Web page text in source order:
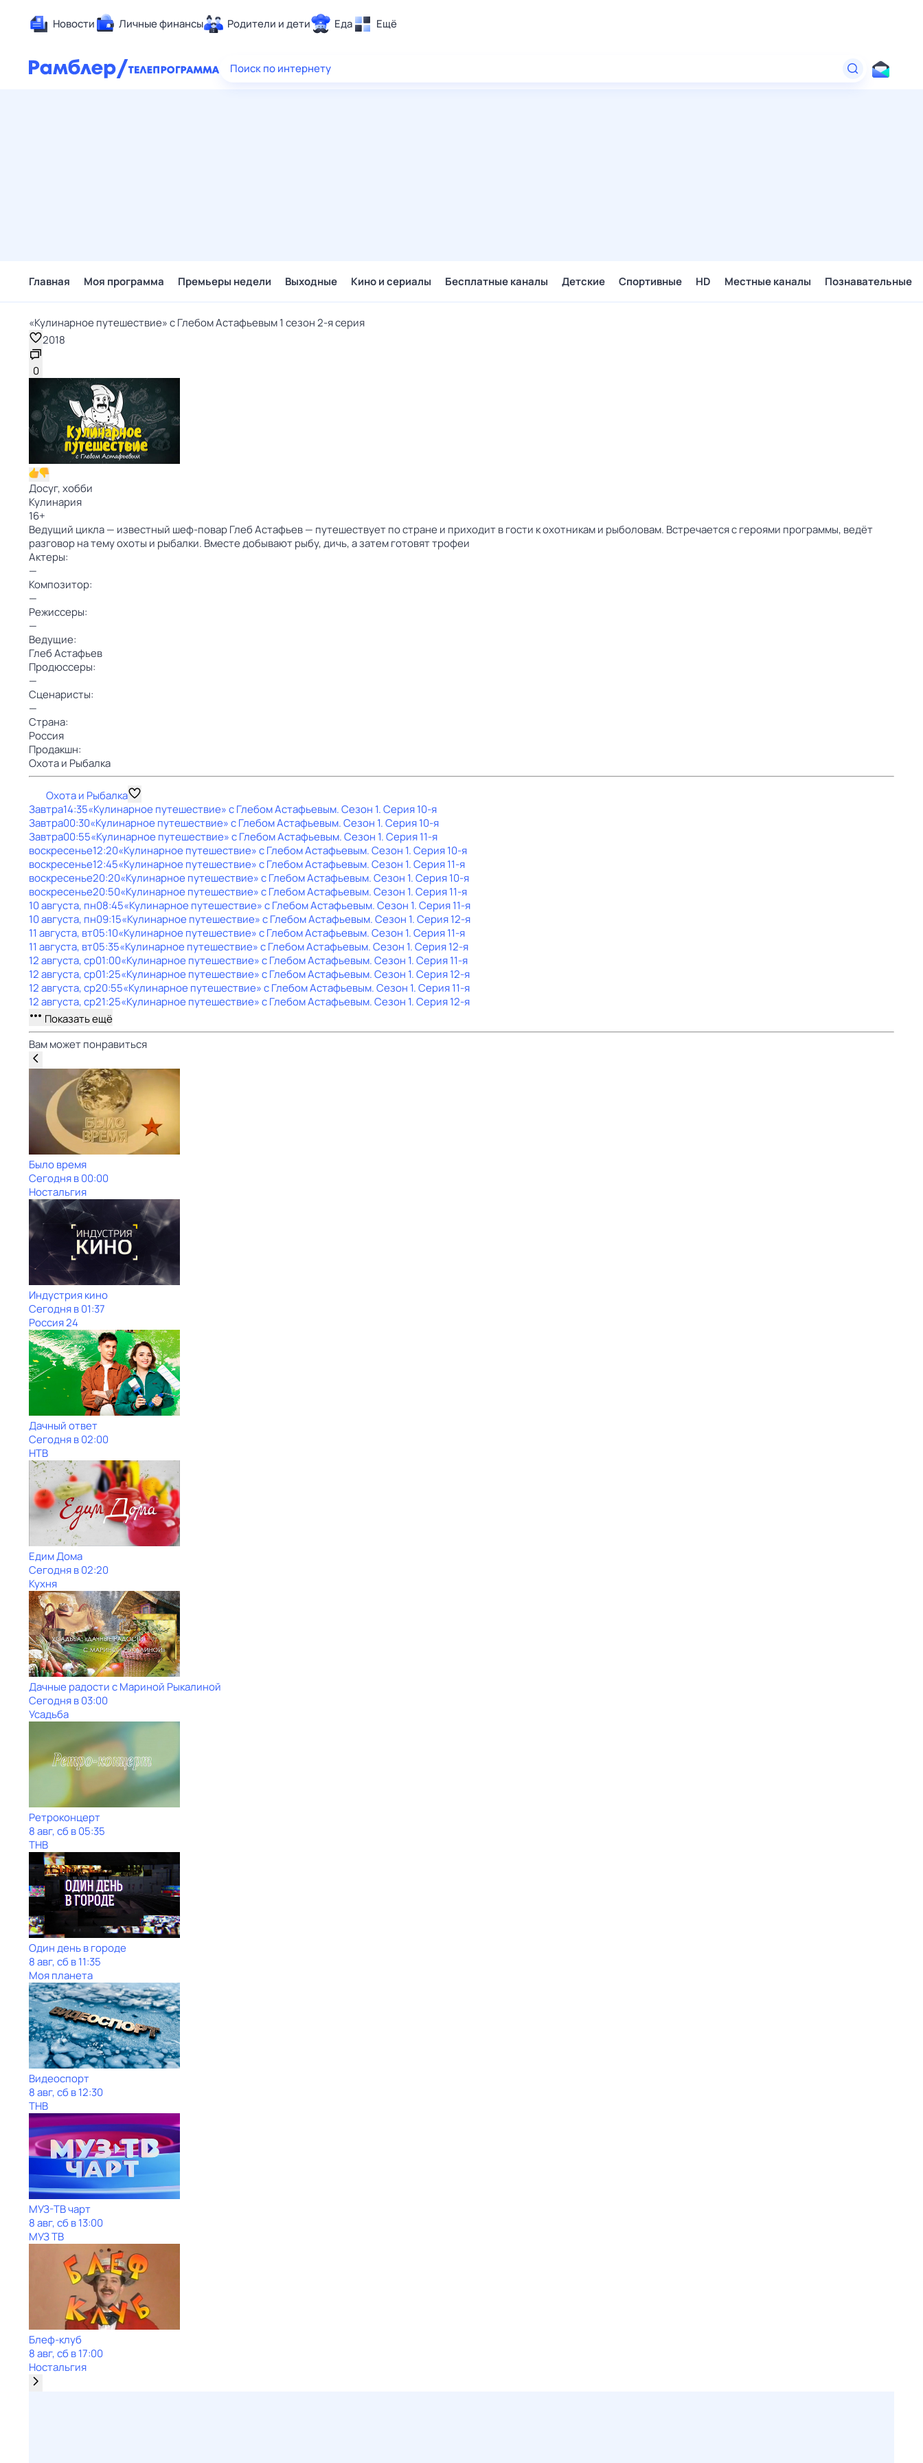
Новости Личные финансы Родители и дети Еда Ещё
Здоровье
Поиск по интернету
Главная Моя программа Премьеры недели Выходные Кино и сериалы Бесплатные каналы Детские Спортивные HD Местные каналы Познавательные
«Кулинарное путешествие» с Глебом Астафьевым 1 сезон 2-я серия
2018
0
Досуг, хобби
Кулинария
16+
Ведущий цикла — известный шеф-повар Глеб Астафьев — путешествует по стране и приходит в гости к охотникам и рыболовам. Встречается с героями программы, ведёт
разговор на тему охоты и рыбалки. Вместе добывают рыбу, дичь, а затем готовят трофеи
Актеры:
—
Композитор:
—
Режиссеры:
—
Ведущие:
Глеб Астафьев
Продюссеры:
—
Сценаристы:
—
Страна:
Россия
Продакшн:
Охота и Рыбалка
Охота и Рыбалка
Завтра14:35«Кулинарное путешествие» с Глебом Астафьевым. Сезон 1. Серия 10-я
Завтра00:30«Кулинарное путешествие» с Глебом Астафьевым. Сезон 1. Серия 10-я
Завтра00:55«Кулинарное путешествие» с Глебом Астафьевым. Сезон 1. Серия 11-я
воскресенье12:20«Кулинарное путешествие» с Глебом Астафьевым. Сезон 1. Серия 10-я
воскресенье12:45«Кулинарное путешествие» с Глебом Астафьевым. Сезон 1. Серия 11-я
воскресенье20:20«Кулинарное путешествие» с Глебом Астафьевым. Сезон 1. Серия 10-я
воскресенье20:50«Кулинарное путешествие» с Глебом Астафьевым. Сезон 1. Серия 11-я
10 августа, пн08:45«Кулинарное путешествие» с Глебом Астафьевым. Сезон 1. Серия 11-я
10 августа, пн09:15«Кулинарное путешествие» с Глебом Астафьевым. Сезон 1. Серия 12-я
11 августа, вт05:10«Кулинарное путешествие» с Глебом Астафьевым. Сезон 1. Серия 11-я
11 августа, вт05:35«Кулинарное путешествие» с Глебом Астафьевым. Сезон 1. Серия 12-я
12 августа, ср01:00«Кулинарное путешествие» с Глебом Астафьевым. Сезон 1. Серия 11-я
12 августа, ср01:25«Кулинарное путешествие» с Глебом Астафьевым. Сезон 1. Серия 12-я
12 августа, ср20:55«Кулинарное путешествие» с Глебом Астафьевым. Сезон 1. Серия 11-я
12 августа, ср21:25«Кулинарное путешествие» с Глебом Астафьевым. Сезон 1. Серия 12-я
Показать ещё
Вам может понравиться
Было время
Сегодня в 00:00
Ностальгия
Индустрия кино
Сегодня в 01:37
Россия 24
Дачный ответ
Сегодня в 02:00
НТВ
Едим Дома
Сегодня в 02:20
Кухня
Дачные радости с Мариной Рыкалиной
Сегодня в 03:00
Усадьба
Ретроконцерт
8 авг, сб в 05:35
ТНВ
Один день в городе
8 авг, сб в 11:35
Моя планета
Видеоспорт
8 авг, сб в 12:30
ТНВ
МУЗ-ТВ чарт
8 авг, сб в 13:00
МУЗ ТВ
Блеф-клуб
8 авг, сб в 17:00
Ностальгия